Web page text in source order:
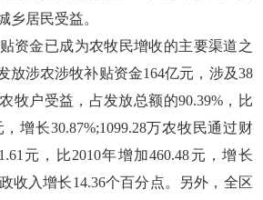
乡居民受益。
金已成为农牧民增收的主要渠道之
放涉农涉牧补贴资金164亿元，涉及38
牧户受益，占发放总额的90.39%，比
增长30.87%;1099.28万农牧民通过财
元，比2010年增加460.48元，增长
收入增长14.36个百分点。另外，全区